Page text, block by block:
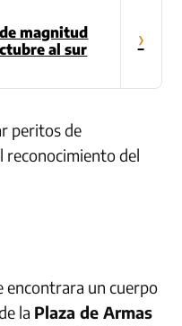
magnitud
al sur
›
peritos de
reconocimiento del
encontrara un cuerpo
la Plaza de Armas